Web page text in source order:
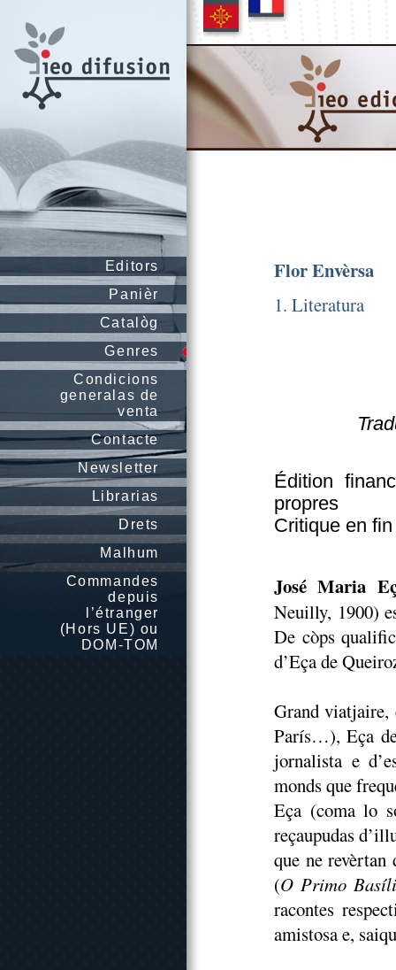
Editors
Panièr
Catalòg
Genres
Condicions
generalas de
venta
Contacte
Newsletter
Librarias
Drets
Malhum
Commandes
depuis
l’étranger
(Hors UE) ou
DOM-TOM
Flor Envèrsa
1. Literatura
Édition
propres
Critique en
José Maria
Neuilly, 1900)
De còps
d’Eça de
Grand viatjaire,
París…), Eça
jornalista e
monds que
Eça (coma lo
reçaupudas
que ne
(O Primo
racontes
amistosa e,